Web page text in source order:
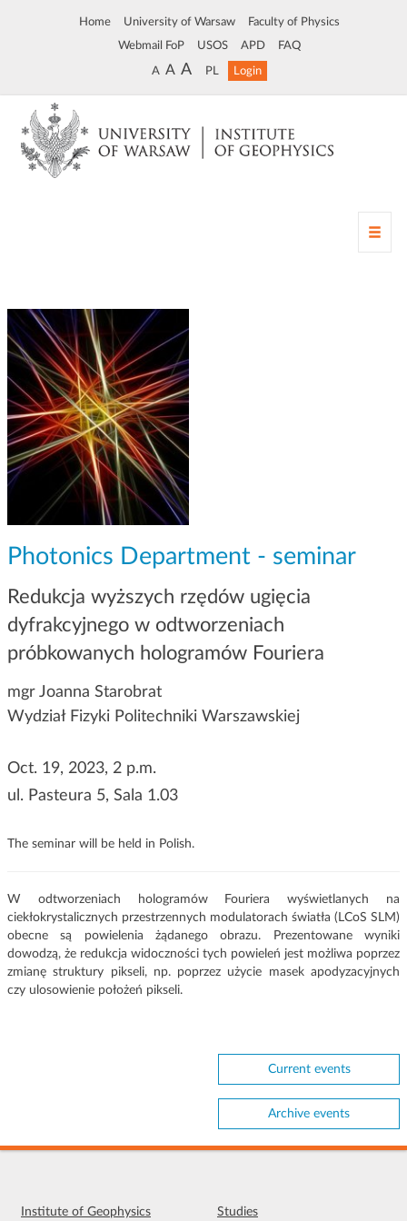
Home University of Warsaw Faculty of Physics
Webmail FoP USOS APD FAQ
A A A PL Login
T
o
Photonics Department - seminar
Redukcja wyższych rzędów ugięcia
dyfrakcyjnego w odtworzeniach
próbkowanych hologramów Fouriera
mgr Joanna Starobrat
Wydział Fizyki Politechniki Warszawskiej
Oct. 19, 2023, 2 p.m.
ul. Pasteura 5, Sala 1.03
The seminar will be held in Polish.
W odtworzeniach hologramów Fouriera wyświetlanych na
ciekłokrystalicznych przestrzennych modulatorach światła (LCoS SLM)
obecne są powielenia żądanego obrazu. Prezentowane wyniki
dowodzą, że redukcja widoczności tych powieleń jest możliwa poprzez
zmianę struktury pikseli, np. poprzez użycie masek apodyzacyjnych
czy ulosowienie położeń pikseli.
Current events
Archive events
Institute of Geophysics Studies